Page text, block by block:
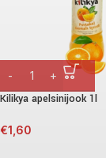
Kilikya apelsinijook 1l
€1,60